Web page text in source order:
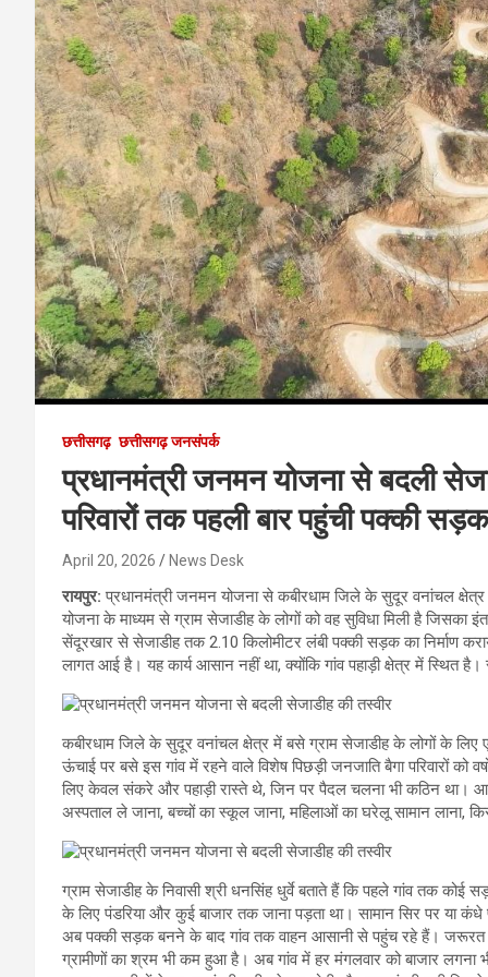
छत्तीसगढ़ छत्तीसगढ़ जनसंपर्क
प्रधानमंत्री जनमन योजना से बदली
परिवारों तक पहली बार पहुंची पक्की
April 20, 2026 News Desk
रायपुर:प्रधानमंत्री जनमन योजना से कबीरधाम जिले के सुदूर वनांचल
योजना के माध्यम से ग्राम सेजाडीह के लोगों को वह सुविधा मिली है जिसका
सेंदूरखार से सेजाडीह तक 2.10 किलोमीटर लंबी पक्की सड़क का निर्माण
लागत आई है। यह कार्य आसान नहीं था, क्योंकि गांव पहाड़ी क्षेत्र में स्थित
कबीरधाम जिले के सुदूर वनांचल क्षेत्र में बसे ग्राम सेजाडीह के लोगों के
ऊंचाई पर बसे इस गांव में रहने वाले विशेष पिछड़ी जनजाति बैगा परिवारों
लिए केवल संकरे और पहाड़ी रास्ते थे, जिन पर पैदल चलना भी कठिन था।
अस्पताल ले जाना, बच्चों का स्कूल जाना, महिलाओं का घरेलू सामान लाना,
ग्राम सेजाडीह के निवासी श्री धनसिंह धुर्वे बताते हैं कि पहले गांव तक
के लिए पंडरिया और कुई बाजार तक जाना पड़ता था। सामान सिर पर या
अब पक्की सड़क बनने के बाद गांव तक वाहन आसानी से पहुंच रहे हैं।
ग्रामीणों का श्रम भी कम हुआ है। अब गांव में हर मंगलवार को बाजार लगना